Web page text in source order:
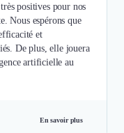
positives pour nos
Nous espérons que
et
De plus, elle jouera
artificielle au
En savoir plus